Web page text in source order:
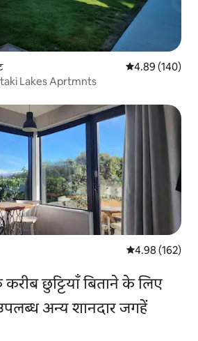
औसत रेटिंग 5 में से
4.89 (140)
Lakes Aprtmnts
औसत रेटिंग 5 में से
4.98 (162)
छुट्टियाँ बिताने के लिए
अन्य शानदार जगहें